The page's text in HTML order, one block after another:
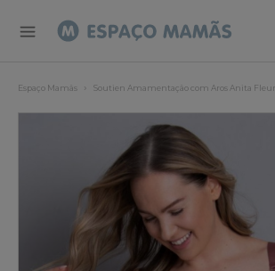
Espaço Mamãs Soutien Amamentação com Aros Anita Fleur